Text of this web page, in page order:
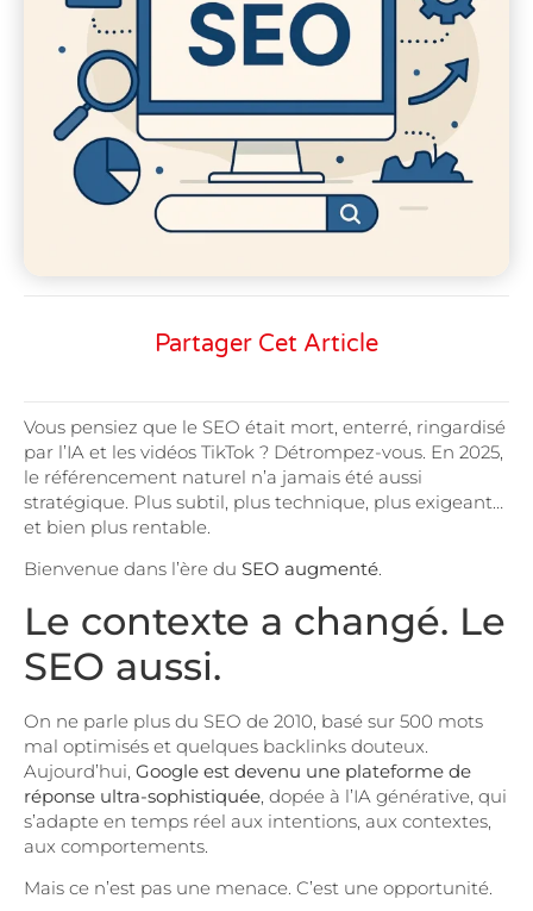
Partager Cet Article
Vous pensiez que le SEO était mort, enterré, ringardisé
par l’IA et les vidéos TikTok ? Détrompez-vous. En 2025,
le référencement naturel n’a jamais été aussi
stratégique. Plus subtil, plus technique, plus exigeant…
et bien plus rentable.
Bienvenue dans l’ère du SEO augmenté.
Le contexte a changé. Le
SEO aussi.
On ne parle plus du SEO de 2010, basé sur 500 mots
mal optimisés et quelques backlinks douteux.
Aujourd’hui, Google est devenu une plateforme de
réponse ultra-sophistiquée , dopée à l’IA générative, qui
s’adapte en temps réel aux intentions, aux contextes,
aux comportements.
Mais ce n’est pas une menace. C’est une opportunité.